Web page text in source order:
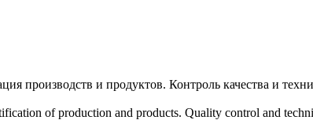
производств и продуктов. Контроль качества и
of production and products. Quality control and